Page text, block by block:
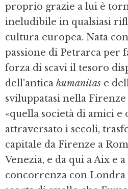
proprio grazie a lui è
ineludibile in qualsiasi
cultura europea. Nata
passione di Petrarca per
forza di scavi il tesoro
dell'antica humanitas e
sviluppatasi nella
«quella società di amici e
attraversato i secoli,
capitale da Firenze a
Venezia, e da qui a Aix e
concorrenza con Londra